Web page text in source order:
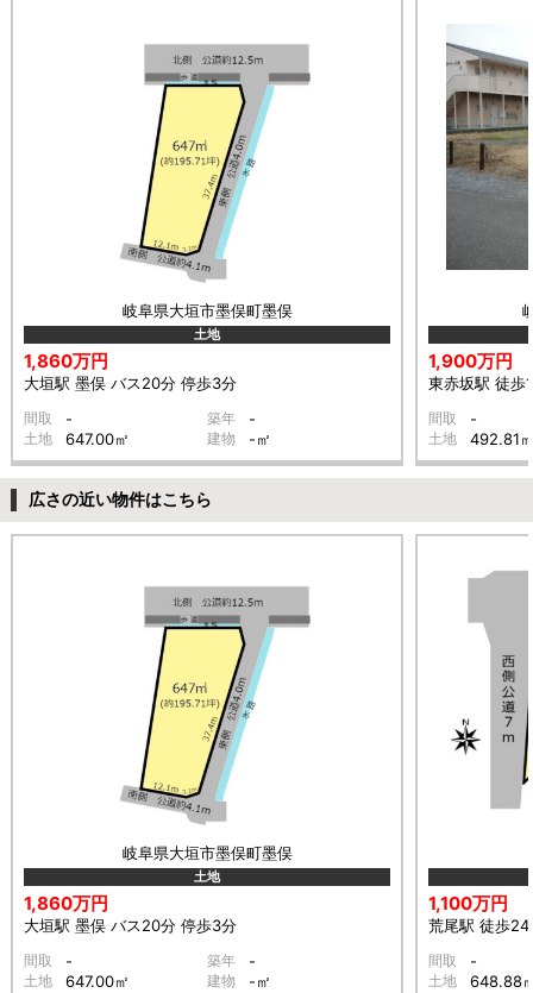
岐阜県大垣市墨俣町墨俣
土地
1,860万円
大垣駅 墨俣 バス20分 停歩3分
間取 - 築年 -
土地 647.00㎡ 建物 -㎡
1,900万円
東赤坂駅 徒歩
間取 -
土地 492.81
広さの近い物件はこちら
岐阜県大垣市墨俣町墨俣
土地
1,860万円
大垣駅 墨俣 バス20分 停歩3分
間取 - 築年 -
土地 647.00㎡ 建物 -㎡
1,100万円
荒尾駅 徒歩24
間取 -
土地 648.88